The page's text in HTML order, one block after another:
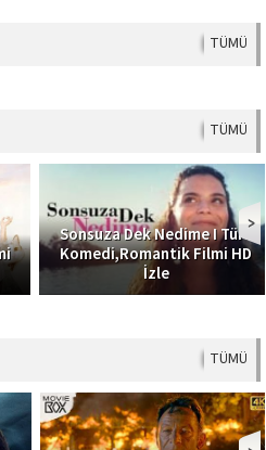
TÜMÜ
TÜMÜ
Sonsuza Dek Nedime I Türk
Komedi,Romantik Filmi HD
İzle
TÜMÜ